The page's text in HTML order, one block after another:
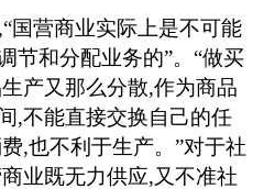
,“国营商业实际上是不可能
节和分配业务的”。“做买
产又那么分散,作为商品
,不能直接交换自己的任
,也不利于生产。”对于社
业既无力供应,又不准社